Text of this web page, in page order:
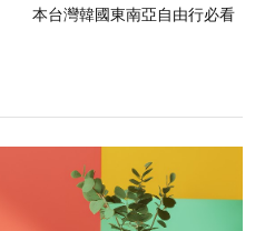
本台灣韓國東南亞自由行必看